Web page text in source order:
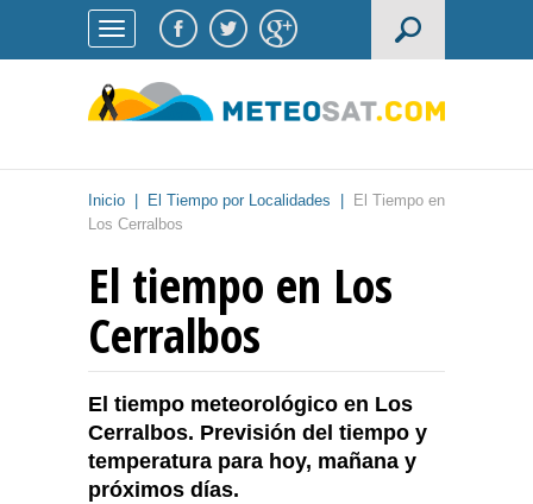
Inicio El Tiempo por Localidades
El Tiempo en
Los Cerralbos
El tiempo en Los
Cerralbos
El tiempo meteorológico en Los
Cerralbos. Previsión del tiempo y
temperatura para hoy, mañana y
próximos días.